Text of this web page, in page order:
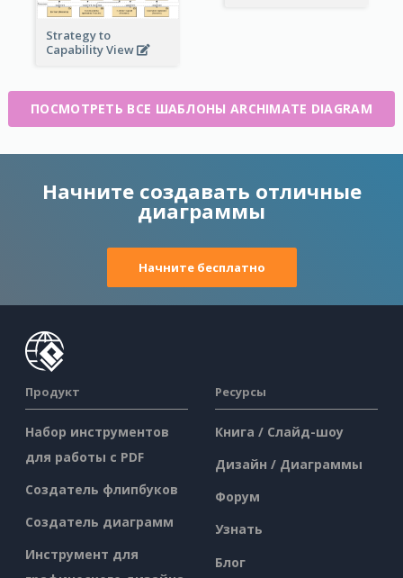
Strategy to
Capability View
ПОСМОТРЕТЬ ВСЕ ШАБЛОНЫ ARCHIMATE DIAGRAM
Начните создавать отличные
диаграммы
Начните бесплатно
Продукт
Набор инструментов
для работы с PDF
Создатель флипбуков
Создатель диаграмм
Инструмент для
Ресурсы
Книга / Слайд-шоу
Дизайн / Диаграммы
Форум
Узнать
Блог